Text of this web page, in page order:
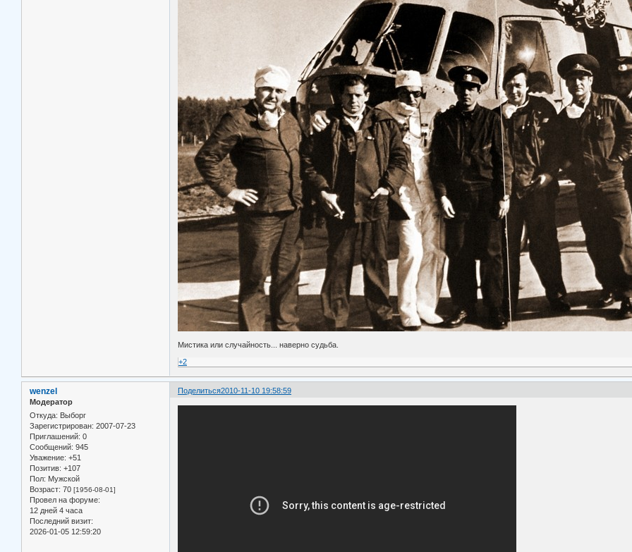
Мистика или случайность... наверно судьба.
+2
Поделиться2010-11-10 19:58:59
wenzel
Модератор
Откуда: Выборг
Зарегистрирован: 2007-07-23
Приглашений: 0
Сообщений: 945
Уважение: +51
Позитив: +107
Пол: Мужской
Возраст: 70 [1956-08-01]
Провел на форуме:
12 дней 4 часа
Последний визит:
2026-01-05 12:59:20